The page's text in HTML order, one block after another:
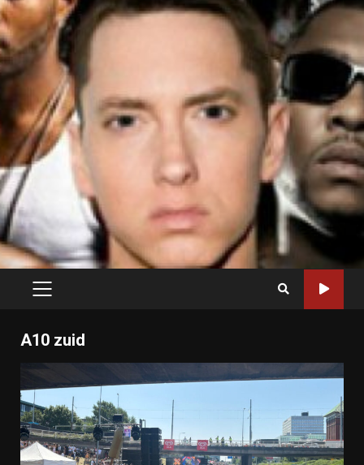
PRIMARY
A10 zuid